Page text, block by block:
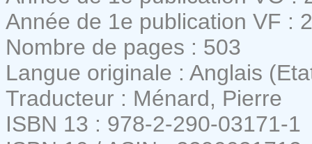
Année de 1e publication VF :
Nombre de pages : 503
Langue originale : Anglais
Traducteur : Ménard, Pierre
ISBN 13 : 978-2-290-03171-1